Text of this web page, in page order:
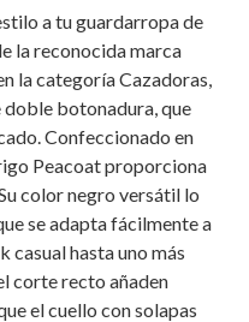
a tu guardarropa de
la reconocida marca
la categoría Cazadoras,
doble botonadura, que
Confeccionado en
Peacoat proporciona
color negro versátil lo
se adapta fácilmente a
casual hasta uno más
corte recto añaden
el cuello con solapas